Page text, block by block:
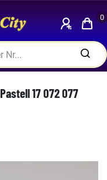
0
17 072 077